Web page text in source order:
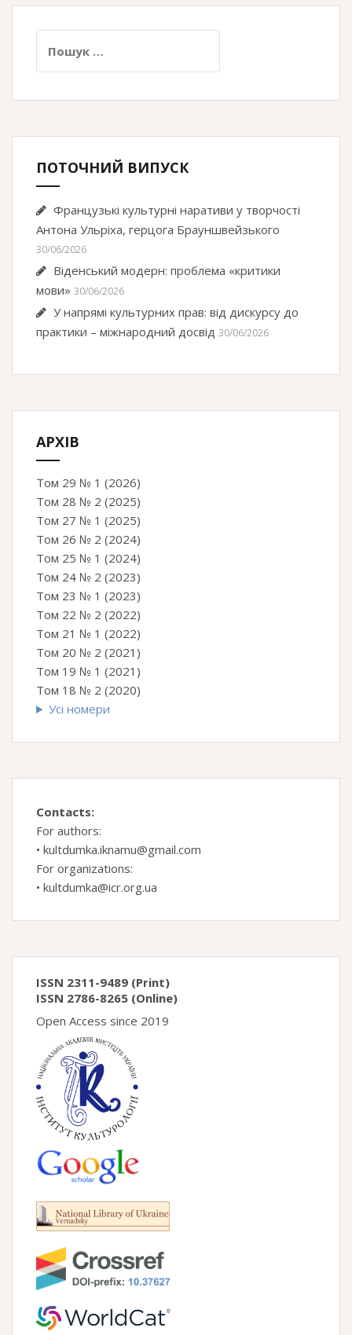
ПОТОЧНИЙ ВИПУСК
Французькі культурні наративи у творчості
Антона Ульріха, герцога Брауншвейзького
30/06/2026
Віденський модерн: проблема «критики
мови» 30/06/2026
У напрямі культурних прав: від дискурсу до
практики – міжнародний досвід 30/06/2026
АРХІВ
Том 29 № 1 (2026)
Том 28 № 2 (2025)
Том 27 № 1 (2025)
Том 26 № 2 (2024)
Том 25 № 1 (2024)
Том 24 № 2 (2023)
Том 23 № 1 (2023)
Том 22 № 2 (2022)
Том 21 № 1 (2022)
Том 20 № 2 (2021)
Том 19 № 1 (2021)
Том 18 № 2 (2020)
Усі номери
Contacts:
For authors:
• kultdumka.iknamu@gmail.com
For organizations:
• kultdumka@icr.org.ua
ISSN 2311-9489 (Print)
ISSN 2786-8265 (Online)
Open Access since 2019